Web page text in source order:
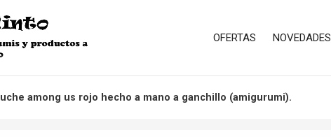
OFERTAS NOVEDADES
among us rojo hecho a mano a ganchillo (amigurumi).